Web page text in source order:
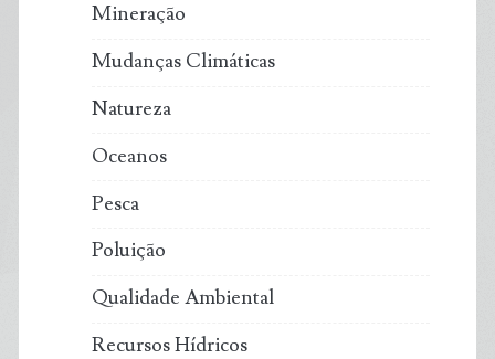
Mineração
Mudanças Climáticas
Natureza
Oceanos
Pesca
Poluição
Qualidade Ambiental
Recursos Hídricos